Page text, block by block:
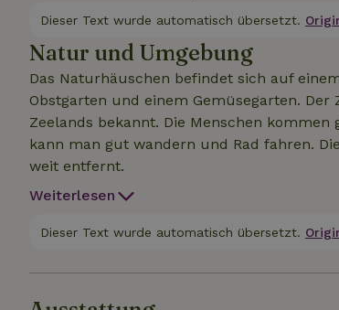
Dieser Text wurde automatisch übersetzt.
Natur und Umgebung
Das Naturhäuschen befindet sich auf
Obstgarten und einem Gemüsegarten. Der
Zeelands bekannt. Die Menschen
kann man gut wandern und Rad fahren.
weit entfernt.
Weiterlesen
Dieser Text wurde automatisch übersetzt.